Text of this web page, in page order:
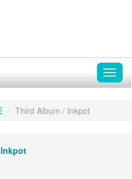
Third Album / Inkpot